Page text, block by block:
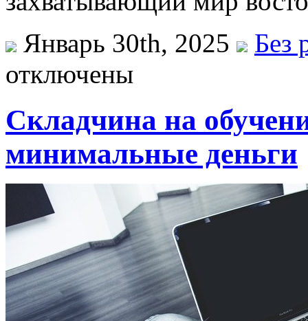
Январь 30th, 2025
Без
отключены
Складчина на
минимальные деньги